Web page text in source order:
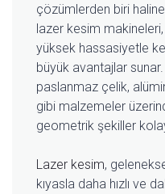
çözümlerden biri
lazer kesim
yüksek hassasiyetle
büyük avantajlar
paslanmaz çelik,
gibi malzemeler
geometrik şekiller
Lazer kesim,
kıyasla daha hızlı ve